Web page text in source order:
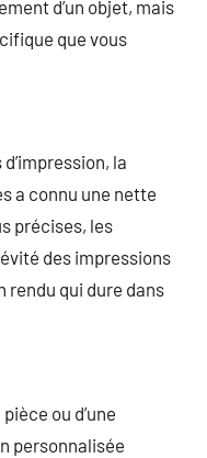
d’un objet, mais
que vous
la
a connu une nette
précises, les
des impressions
rendu qui dure dans
ou d’une
personnalisée